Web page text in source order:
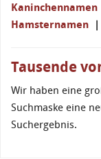
Kaninchennamen
Hamsternamen |
Tausende
Wir haben eine
Suchmaske eine
Suchergebnis.